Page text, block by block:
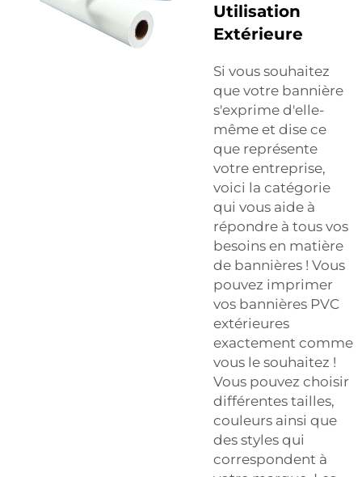
Utilisation
Extérieure
Si vous souhaitez
que votre bannière
s'exprime d'elle-
même et dise ce
que représente
votre entreprise,
voici la catégorie
qui vous aide à
répondre à tous vos
besoins en matière
de bannières ! Vous
pouvez imprimer
vos bannières PVC
extérieures
exactement comme
vous le souhaitez !
Vous pouvez choisir
différentes tailles,
couleurs ainsi que
des styles qui
correspondent à